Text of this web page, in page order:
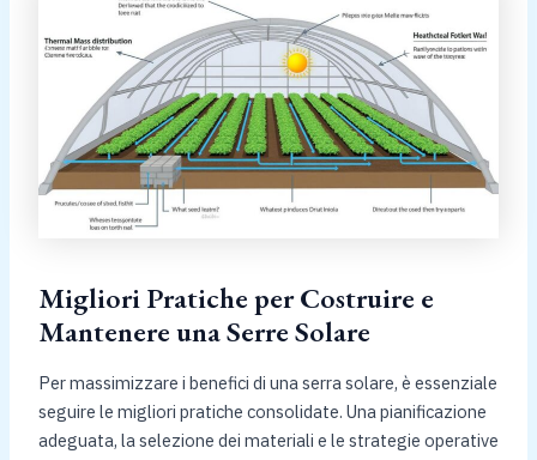
Migliori Pratiche per Costruire e
Mantenere una Serre Solare
Per massimizzare i benefici di una serra solare, è essenziale
seguire le migliori pratiche consolidate. Una pianificazione
adeguata, la selezione dei materiali e le strategie operative